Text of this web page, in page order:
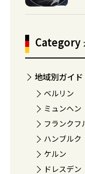
Category
地域別ガイド
ベルリン
ミュンヘン
フランクフ
ハンブルク
ケルン
ドレスデン